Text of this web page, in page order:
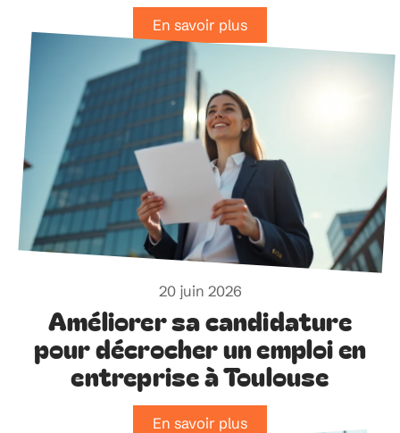
En savoir plus
20 juin 2026
Améliorer sa candidature
pour décrocher un emploi en
entreprise à Toulouse
En savoir plus